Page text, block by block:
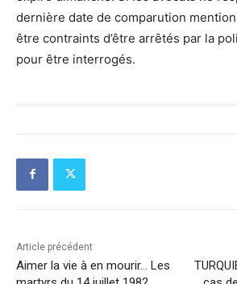
dernière date de comparution
être contraints d’être arrêtés par la
pour être interrogés.
Article précédent
Aimer la vie à en mourir… Les